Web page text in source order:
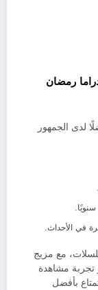
رمضان
خيارًا مفضلًا لدى الجمهور
في الأحداث.
في المسلسلات، مع مزيج
تجربة مشاهدة
بأفضل